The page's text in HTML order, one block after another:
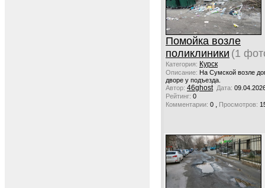
Помойка возле
поликлиники (1
Категория: Курск
Описание: На Сумской возле
дворе у подъезда.
Автор: 46ghost Дата:
Рейтинг: 0
Комментарии: 0 , Просмотров: